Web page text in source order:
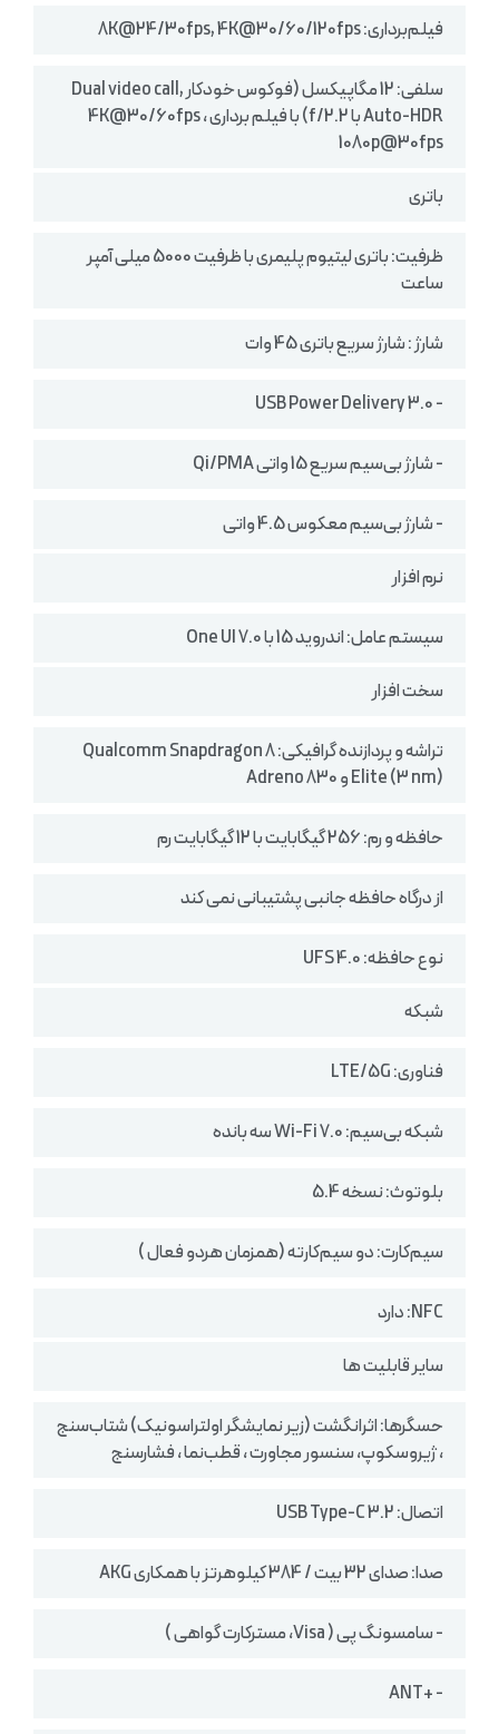
فیلم‌برداری: 8K@24/30fps, 4K@30/60/120fps
سلفی: 12 مگاپیکسل (فوکوس خودکار Dual video call,
Auto-HDR با f/2.2) با فیلم برداری 4K@30/60fps ،
1080p@30fps
باتری
ظرفیت: باتری لیتیوم پلیمری با ظرفیت 5000 میلی آمپر
ساعت
شارژ : شارژ سریع باتری 45 وات
- USB Power Delivery 3.0
- شارژ بی‌سیم سریع 15 واتی Qi/PMA
- شارژ بی‌سیم معکوس 4.5 واتی
نرم افزار
سیستم‌ عامل: اندروید 15 با One UI 7.0
سخت افزار
تراشه و پردازنده گرافیکی: Qualcomm Snapdragon 8
Elite (3 nm) و Adreno 830
حافظه و رم: 256 گیگابایت با 12 گیگابایت رم
از درگاه حافظه جانبی پشتیبانی نمی کند
نوع حافظه: UFS 4.0
شبکه
فناوری: LTE/5G
شبکه بی‌سیم: Wi-Fi 7.0 سه بانده
بلوتوث: نسخه 5.4
سیم‌کارت: دو سیم‌کارته (همزمان هردو فعال )
NFC: دارد
سایر قابلیت ها
حسگرها: اثرانگشت (زیر نمایشگر اولتراسونیک) شتاب‌سنج
، ژیروسکوپ، سنسور مجاورت ، قطب‌نما ، فشارسنج
اتصال: USB Type-C 3.2
صدا: صدای 32 بیت / 384 کیلوهرتز با همکاری AKG
- سامسونگ پی ( Visa، مسترکارت گواهی )
- +ANT